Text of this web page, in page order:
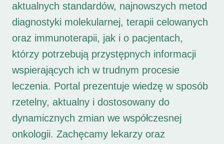
aktualnych standardów, najnowszych metod
diagnostyki molekularnej, terapii celowanych
oraz immunoterapii, jak i o pacjentach,
którzy potrzebują przystępnych informacji
wspierających ich w trudnym procesie
leczenia. Portal prezentuje wiedzę w sposób
rzetelny, aktualny i dostosowany do
dynamicznych zmian we współczesnej
onkologii. Zachęcamy lekarzy oraz